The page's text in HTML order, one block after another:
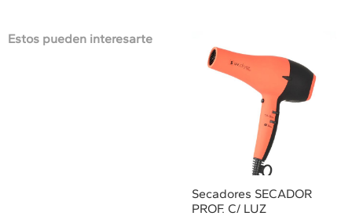
Estos pueden interesarte
Secadores SECADOR
PROF. C/ LUZ